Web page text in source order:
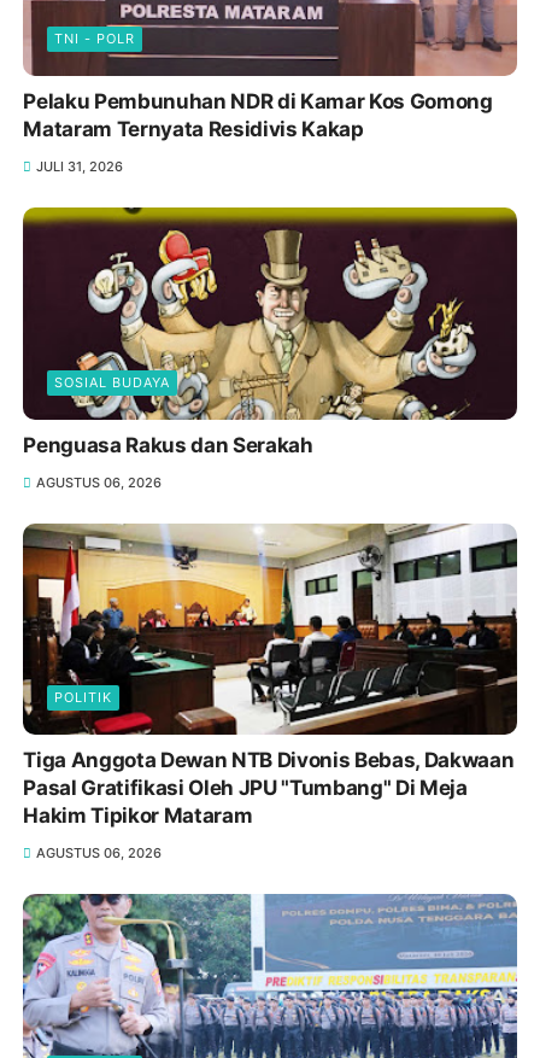
TNI - POLR
Pelaku Pembunuhan NDR di Kamar Kos Gomong
Mataram Ternyata Residivis Kakap
JULI 31, 2026
SOSIAL BUDAYA
Penguasa Rakus dan Serakah
AGUSTUS 06, 2026
POLITIK
Tiga Anggota Dewan NTB Divonis Bebas, Dakwaan
Pasal Gratifikasi Oleh JPU "Tumbang" Di Meja
Hakim Tipikor Mataram
AGUSTUS 06, 2026